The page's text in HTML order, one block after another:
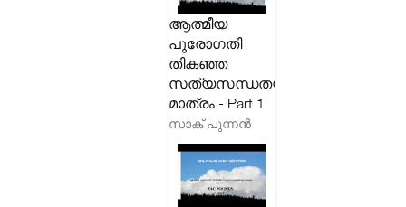
ആത്മീയ
പുരോഗതി
തികഞ്ഞ
സത്യസന്ധതയിലൂടെ
മാത്രം - Part 1
സാക് പുന്നൻ